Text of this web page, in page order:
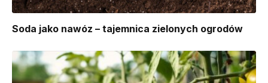
Soda jako nawóz – tajemnica zielonych ogrodów